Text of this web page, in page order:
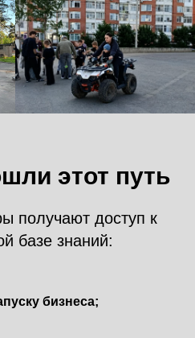
этот путь
получают доступ к
базе знаний:
бизнеса;